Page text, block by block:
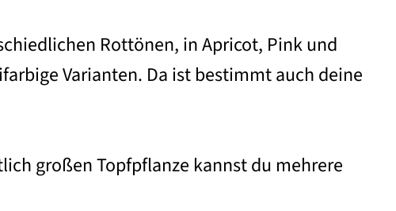
Rottönen, in Apricot, Pink und
Varianten. Da ist bestimmt auch deine
großen Topfpflanze kannst du mehrere